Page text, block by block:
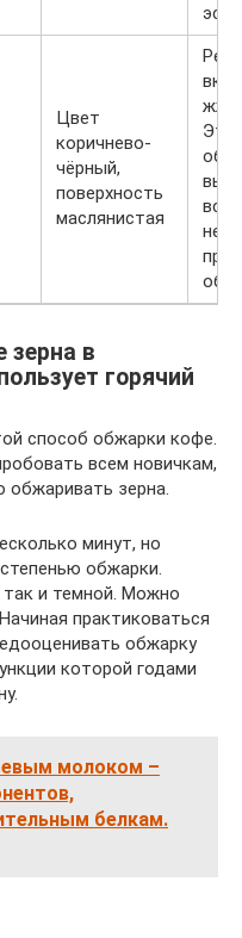
Цвет
коричнево-
чёрный,
поверхность
маслянистая
Эту
все
зерна в
горячий
способ обжарки кофе.
всем новичкам,
зерна.
минут, но
обжарки.
и темной. Можно
практиковаться
обжарку
которой годами
молоком –
белкам.